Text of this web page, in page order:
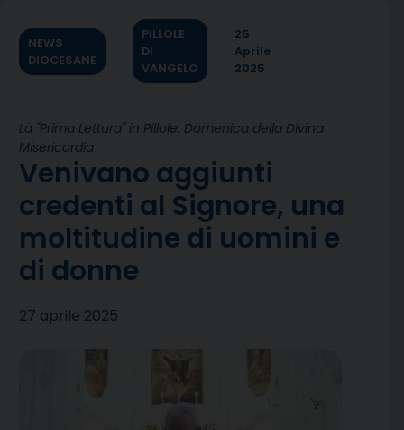
NEWS
DIOCESANE
PILLOLE
DI
VANGELO
25
Aprile
2025
La "Prima Lettura" in Pillole: Domenica della Divina
Misericordia
Venivano aggiunti
credenti al Signore, una
moltitudine di uomini e
di donne
27 aprile 2025